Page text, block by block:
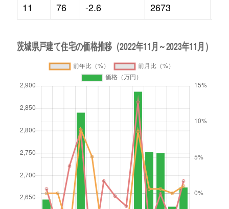
11
76 -2.6 2673